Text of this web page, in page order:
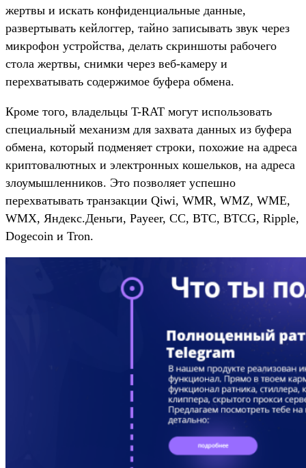
жертвы и искать конфиденциальные данные,
развертывать кейлоггер, тайно записывать звук через
микрофон устройства, делать скриншоты рабочего
стола жертвы, снимки через веб-камеру и
перехватывать содержимое буфера обмена.
Кроме того, владельцы T-RAT могут использовать
специальный механизм для захвата данных из буфера
обмена, который подменяет строки, похожие на адреса
криптовалютных и электронных кошельков, на адреса
злоумышленников. Это позволяет успешно
перехватывать транзакции Qiwi, WMR, WMZ, WME,
WMX, Яндекс.Деньги, Payeer, CC, BTC, BTCG, Ripple,
Dogecoin и Tron.